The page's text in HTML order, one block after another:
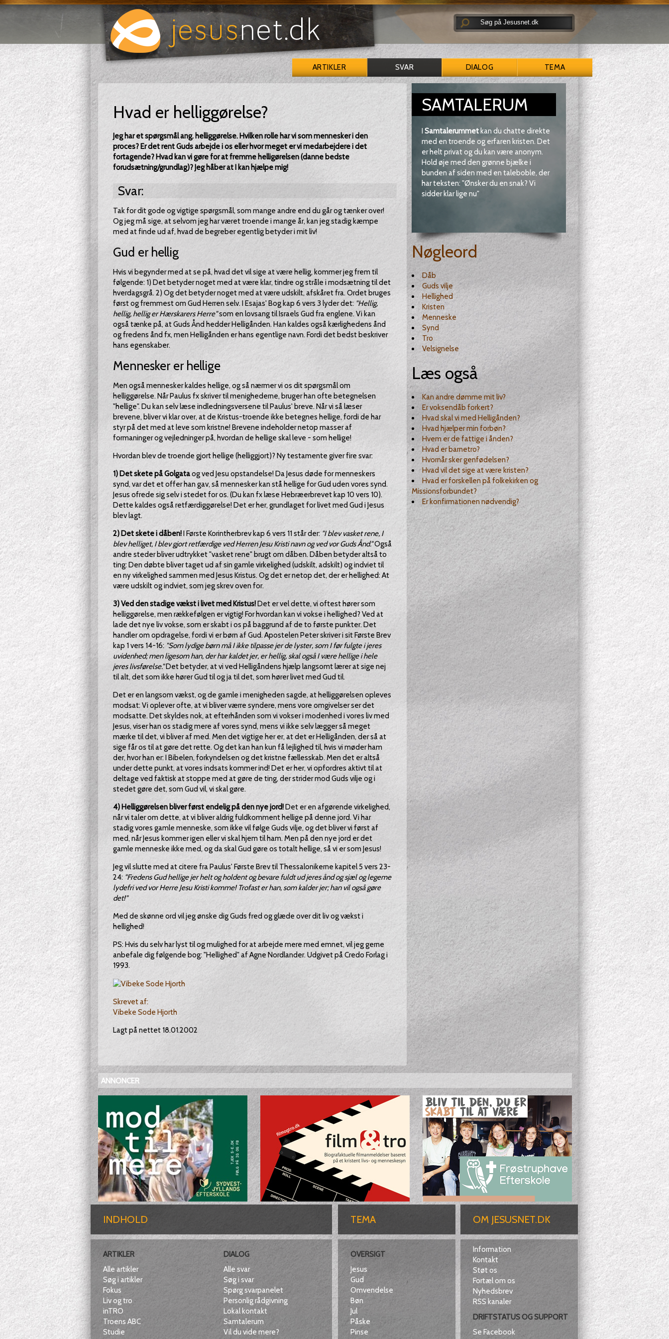
ARTIKLER SVAR DIALOG TEMA
Hvad er helliggørelse?
Jeg har et spørgsmål ang. helliggørelse. Hvilken rolle har vi som mennesker i den
proces? Er det rent Guds arbejde i os eller hvor meget er vi medarbejdere i det
fortagende? Hvad kan vi gøre for at fremme helligørelsen (danne bedste
forudsætning/grundlag)? Jeg håber at I kan hjælpe mig!
Svar:
Tak for dit gode og vigtige spørgsmål, som mange andre end du går og tænker over!
Og jeg må sige, at selvom jeg har været troende i mange år, kan jeg stadig kæmpe
med at finde ud af, hvad de begreber egentlig betyder i mit liv!
Gud er hellig
Hvis vi begynder med at se på, hvad det vil sige at være hellig, kommer jeg frem til
følgende: 1) Det betyder noget med at være klar, tindre og stråle i modsætning til det
hverdagsgrå. 2) Og det betyder noget med at være udskilt, afskåret fra. Ordet bruges
først og fremmest om Gud Herren selv. I Esajas' Bog kap 6 vers 3 lyder det:"Hellig,
hellig, hellig er Hærskarers Herre"som en lovsang til Israels Gud fra englene. Vi kan
også tænke på, at Guds Ånd hedder Helligånden. Han kaldes også kærlighedens ånd
og fredens ånd fx, men Helligånden er hans egentlige navn. Fordi det bedst beskriver
hans egenskaber.
Mennesker er hellige
Men også mennesker kaldes hellige, og så nærmer vi os dit spørgsmål om
helliggørelse. Når Paulus fx skriver til menighederne, bruger han ofte betegnelsen
"hellige". Du kan selv læse indledningsversene til Paulus' breve. Når vi så læser
brevene, bliver vi klar over, at de Kristus-troende ikke betegnes hellige, fordi de har
styr på det med at leve som kristne! Brevene indeholder netop masser af
formaninger og vejledninger på, hvordan de hellige skal leve - som hellige!
Hvordan blev de troende gjort hellige (helliggjort)? Ny testamente giver fire svar:
1) Det skete på Golgataog ved Jesu opstandelse! Da Jesus døde for menneskers
synd, var det et offer han gav, så mennesker kan stå hellige for Gud uden vores synd.
Jesus ofrede sig selv i stedet for os. (Du kan fx læse Hebræerbrevet kap 10 vers 10).
Dette kaldes også retfærdiggørelse! Det er her, grundlaget for livet med Gud i Jesus
blev lagt.
2) Det skete i dåben!I Første Korintherbrev kap 6 vers 11 står der: "I blev vasket rene, I
blev helliget, I blev gjort retfærdige ved Herren Jesu Kristi navn og ved vor Guds Ånd."Også
andre steder bliver udtrykket "vasket rene" brugt om dåben. Dåben betyder altså to
ting: Den døbte bliver taget ud af sin gamle virkelighed (udskilt, adskilt) og indviet til
en ny virkelighed sammen med Jesus Kristus. Og det er netop det, der er hellighed: At
være udskilt og indviet, som jeg skrev oven for.
3) Ved den stadige vækst i livet med Kristus!Det er vel dette, vi oftest hører som
helliggørelse, men rækkefølgen er vigtig! For hvordan kan vi vokse i hellighed? Ved at
lade det nye liv vokse, som er skabt i os på baggrund af de to første punkter. Det
handler om opdragelse, fordi vi er børn af Gud. Apostelen Peter skriver i sit Første Brev
kap 1 vers 14-16: "Som lydige børn må I ikke tilpasse jer de lyster, som I før fulgte i jeres
uvidenhed; men ligesom han, der har kaldet jer, er hellig, skal også I være hellige i hele
jeres livsførelse."Det betyder, at vi ved Helligåndens hjælp langsomt lærer at sige nej
til alt, det som ikke hører Gud til og ja til det, som hører livet med Gud til.
Det er en langsom vækst, og de gamle i menigheden sagde, at helliggørelsen opleves
modsat: Vi oplever ofte, at vi bliver værre syndere, mens vore omgivelser ser det
modsatte. Det skyldes nok, at efterhånden som vi vokser i modenhed i vores liv med
Jesus, viser han os stadig mere af vores synd, mens vi ikke selv lægger så meget
mærke til det, vi bliver af med. Men det vigtige her er, at det er Helligånden, der så at
sige får os til at gøre det rette. Og det kan han kun få lejlighed til, hvis vi møder ham
der, hvor han er: I Bibelen, forkyndelsen og det kristne fællesskab. Men det er altså
under dette punkt, at vores indsats kommer ind! Det er her, vi opfordres aktivt til at
deltage ved faktisk at stoppe med at gøre de ting, der strider mod Guds vilje og i
stedet gøre det, som Gud vil, vi skal gøre.
4) Helliggørelsen bliver først endelig på den nye jord!Det er en afgørende virkelighed,
når vi taler om dette, at vi bliver aldrig fuldkomment hellige på denne jord. Vi har
stadig vores gamle menneske, som ikke vil følge Guds vilje, og det bliver vi først af
med, når Jesus kommer igen eller vi skal hjem til ham. Men på den nye jord er det
gamle menneske ikke med, og da skal Gud gøre os totalt hellige, så vi er som Jesus!
Jeg vil slutte med at citere fra Paulus' Første Brev til Thessalonikerne kapitel 5 vers 23-
24: "Fredens Gud hellige jer helt og holdent og bevare fuldt ud jeres ånd og sjæl og legeme
lydefri ved vor Herre Jesu Kristi komme! Trofast er han, som kalder jer; han vil også gøre
det!"
Med de skønne ord vil jeg ønske dig Guds fred og glæde over dit liv og vækst i
hellighed!
PS: Hvis du selv har lyst til og mulighed for at arbejde mere med emnet, vil jeg gerne
anbefale dig følgende bog: "Hellighed" af Agne Nordlander. Udgivet på Credo Forlag i
1993.
Skrevet af:
Vibeke Sode Hjorth
Lagt på nettet 18.01.2002
SAMTALERUM
I Samtalerummetkan du chatte direkte
med en troende og erfaren kristen. Det
er helt privat og du kan være anonym.
Hold øje med den grønne bjælke i
bunden af siden med en taleboble, der
har teksten: "Ønsker du en snak? Vi
sidder klar lige nu"
Nøgleord
Dåb
Guds vilje
Hellighed
Kristen
Menneske
Synd
Tro
Velsignelse
Læs også
Kan andre dømme mit liv?
Er voksendåb forkert?
Hvad skal vi med Helligånden?
Hvad hjælper min forbøn?
Hvem er de fattige i ånden?
Hvad er barnetro?
Hvornår sker genfødelsen?
Hvad vil det sige at være kristen?
Hvad er forskellen på folkekirken og
Missionsforbundet?
Er konfirmationen nødvendig?
ANNONCER
INDHOLD
ARTIKLER
Alle artikler
Søg i artikler
Fokus
Liv og tro
inTRO
Troens ABC
Studie
DIALOG
Alle svar
Søg i svar
Spørg svarpanelet
Personlig rådgivning
Lokal kontakt
Samtalerum
Vil du vide mere?
TEMA
OVERSIGT
Jesus
Gud
Omvendelse
Bøn
Jul
Påske
Pinse
OM JESUSNET.DK
Information
Kontakt
Støt os
Fortæl om os
Nyhedsbrev
RSS kanaler
DRIFTSTATUS OG SUPPORT
Se Facebook